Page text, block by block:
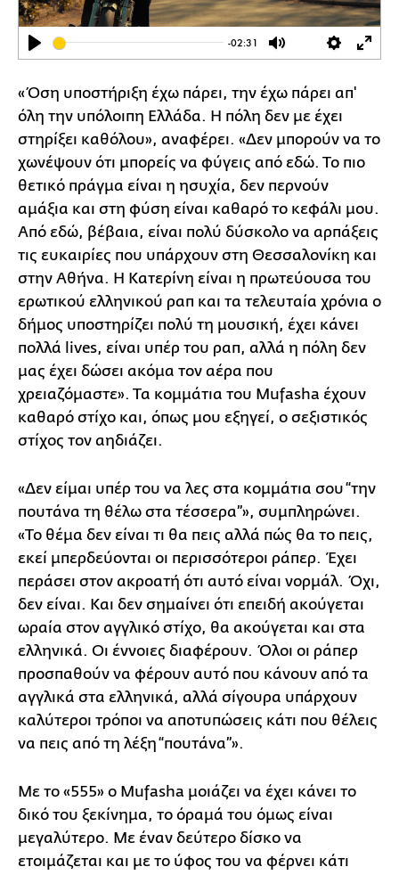
Play
-02:31
Mute Settings
«Όση υποστήριξη έχω πάρει, την έχω πάρει απ'
όλη την υπόλοιπη Ελλάδα. Η πόλη δεν με έχει
στηρίξει καθόλου», αναφέρει. «Δεν μπορούν να το
χωνέψουν ότι μπορείς να φύγεις από εδώ. Το πιο
θετικό πράγμα είναι η ησυχία, δεν περνούν
αμάξια και στη φύση είναι καθαρό το κεφάλι μου.
Από εδώ, βέβαια, είναι πολύ δύσκολο να αρπάξεις
τις ευκαιρίες που υπάρχουν στη Θεσσαλονίκη και
στην Αθήνα. Η Κατερίνη είναι η πρωτεύουσα του
ερωτικού ελληνικού ραπ και τα τελευταία χρόνια ο
δήμος υποστηρίζει πολύ τη μουσική, έχει κάνει
πολλά lives, είναι υπέρ του ραπ, αλλά η πόλη δεν
μας έχει δώσει ακόμα τον αέρα που
χρειαζόμαστε». Τα κομμάτια του Μufasha έχουν
καθαρό στίχο και, όπως μου εξηγεί, ο σεξιστικός
στίχος τον αηδιάζει.
«Δεν είμαι υπέρ του να λες στα κομμάτια σου “την
πουτάνα τη θέλω στα τέσσερα”», συμπληρώνει.
«Το θέμα δεν είναι τι θα πεις αλλά πώς θα το πεις,
εκεί μπερδεύονται οι περισσότεροι ράπερ. Έχει
περάσει στον ακροατή ότι αυτό είναι νορμάλ. Όχι,
δεν είναι. Και δεν σημαίνει ότι επειδή ακούγεται
ωραία στον αγγλικό στίχο, θα ακούγεται και στα
ελληνικά. Οι έννοιες διαφέρουν. Όλοι οι ράπερ
προσπαθούν να φέρουν αυτό που κάνουν από τα
αγγλικά στα ελληνικά, αλλά σίγουρα υπάρχουν
καλύτεροι τρόποι να αποτυπώσεις κάτι που θέλεις
να πεις από τη λέξη “πουτάνα”».
Με το «555» ο Mufasha μοιάζει να έχει κάνει το
δικό του ξεκίνημα, το όραμά του όμως είναι
μεγαλύτερο. Με έναν δεύτερο δίσκο να
ετοιμάζεται και με το ύφος του να φέρνει κάτι